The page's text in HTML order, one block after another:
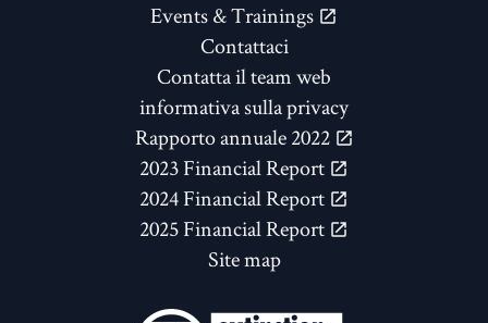
Events & Trainings
Contattaci
Contatta il team web
informativa sulla privacy
Rapporto annuale 2022
2023 Financial Report
2024 Financial Report
2025 Financial Report
Site map